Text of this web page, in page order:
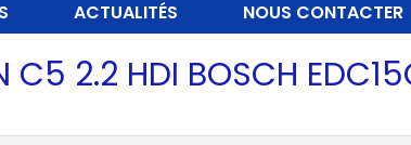
ACTUALITÉS NOUS CONTACTER
C5 2.2 HDI BOSCH